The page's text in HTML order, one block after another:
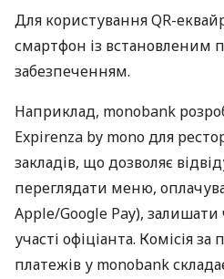
Для користування QR-
смартфон із встановленим
забезпеченням.
Наприклад, monobank
Expirenza by mono для
закладів, що дозволяє
переглядати меню,
Apple/Google Pay), залишати
участі офіціанта. Комісія
платежів у monobank